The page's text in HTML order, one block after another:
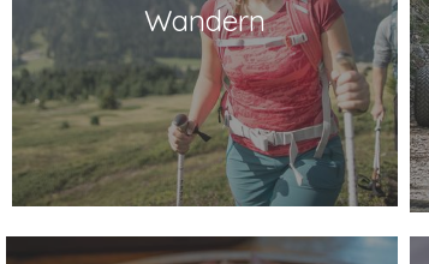
Wandern